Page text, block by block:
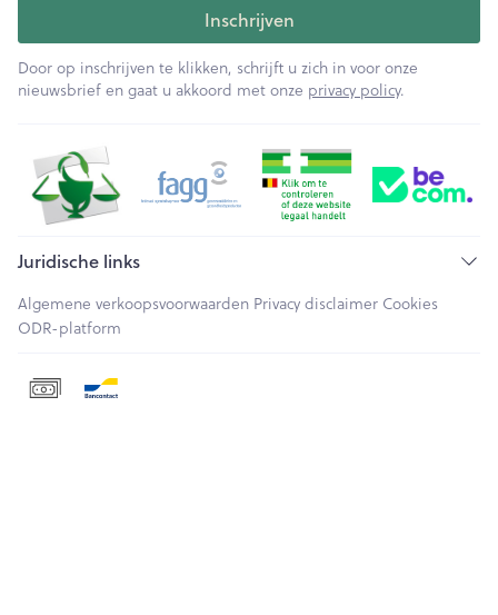
Inschrijven
Door op inschrijven te klikken, schrijft u zich in voor onze
nieuwsbrief en gaat u akkoord met onze privacy policy.
Juridische links
Algemene verkoopsvoorwaarden Privacy disclaimer Cookies
ODR-platform